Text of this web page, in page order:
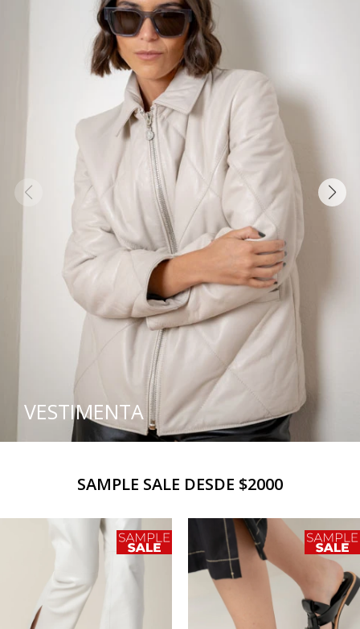
VESTIMENTA
SAMPLE SALE DESDE $2000